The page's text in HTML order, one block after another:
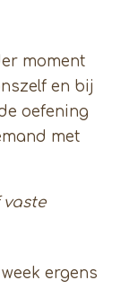
moment
en bij
oefening
met
ergens